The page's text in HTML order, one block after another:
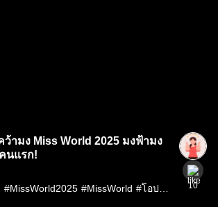
ามง Miss World 2025 มงฟ้ามง
นแรก!
#MissWorld2025 #MissWorld #โอปอล
10